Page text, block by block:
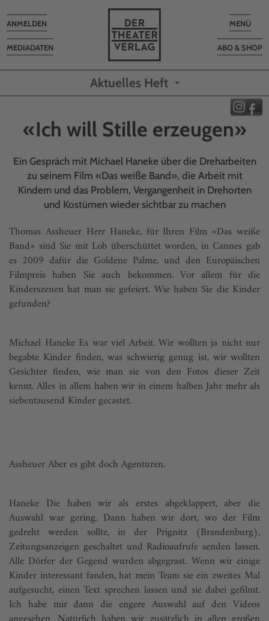
Toggle
MENÜ
ABO & SHOP
MEDIADATEN
Toggle
navigation
ANMELDEN
Aktuelles Heft
«Ich will Stille erzeugen»
Ein Gespräch mit Michael Haneke über die Dreharbeiten
zu seinem Film «Das weiße Band», die Arbeit mit
Kindern und das Problem, Vergangenheit in Drehorten
und Kostümen wieder sichtbar zu machen
Thomas Assheuer Herr Haneke, für Ihren Film «Das weiße
Band» sind Sie mit Lob überschüttet worden, in Cannes gab
es 2009 dafür die Goldene Palme, und den Europäischen
Filmpreis haben Sie auch bekommen. Vor allem für die
Kinderszenen hat man sie gefeiert. Wie haben Sie die Kinder
gefunden?
Michael Haneke Es war viel Arbeit. Wir wollten ja nicht nur
begabte Kinder finden, was schwierig genug ist, wir wollten
Gesichter finden, wie man sie von den Fotos dieser Zeit
kennt. Alles in allem haben wir in einem halben Jahr mehr als
siebentausend Kinder gecastet.
Assheuer Aber es gibt doch Agenturen.
Haneke Die haben wir als erstes abgeklappert, aber die
Auswahl war gering. Dann haben wir dort, wo der Film
gedreht werden sollte, in der Prig­nitz (Brandenburg),
Zeitungsanzeigen geschaltet und Radioauf­rufe senden lassen.
Alle Dörfer der Gegend wurden abgegrast. Wenn wir einige
Kinder interessant fanden, hat mein Team sie ein zweites Mal
aufgesucht, einen Text sprechen lassen und sie dabei gefilmt.
Ich habe mir dann die engere Auswahl auf den Videos